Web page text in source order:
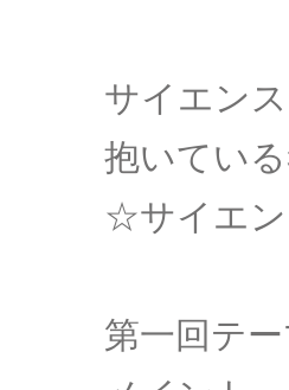
サイエン
抱いてい
☆サイエ
第一回テ